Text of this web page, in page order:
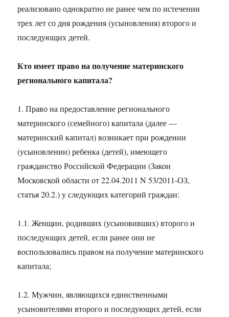
реализовано однократно не ранее чем по истечении
трех лет со дня рождения (усыновления) второго и
последующих детей.
Кто имеет право на получение материнского
регионального капитала?
1. Право на предоставление регионального
материнского (семейного) капитала (далее —
материнский капитал) возникает при рождении
(усыновлении) ребенка (детей), имеющего
гражданство Российской Федерации (Закон
Московской области от 22.04.2011 N 53/2011-ОЗ,
статья 20.2.) у следующих категорий граждан:
1.1. Женщин, родивших (усыновивших) второго и
последующих детей, если ранее они не
воспользовались правом на получение материнского
капитала;
1.2. Мужчин, являющихся единственными
усыновителями второго и последующих детей, если